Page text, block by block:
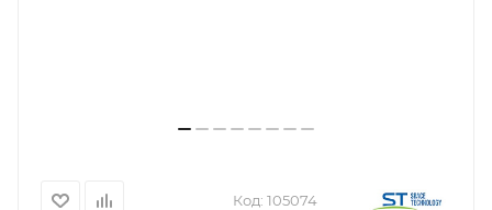
Код: 105074